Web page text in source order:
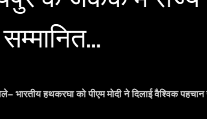
भारतीय हथकरघा को पीएम मोदी ने दिलाई वैश्विक